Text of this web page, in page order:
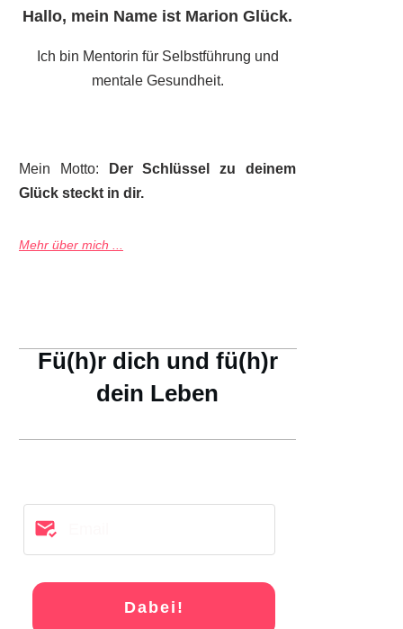
Hallo, mein Name ist Marion Glück.
Ich bin Mentorin für Selbstführung und
mentale Gesundheit.
Mein Motto:
Der Schlüssel zu deinem
Glück steckt in dir.
Mehr über mich ...
Fü(h)r dich und fü(h)r
dein Leben
Dabei!